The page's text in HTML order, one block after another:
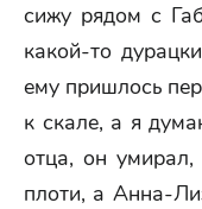
сижу рядом с
какой-то
ему пришлось
к скале, а я
отца, он
плоти, а Анна-